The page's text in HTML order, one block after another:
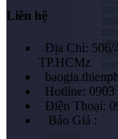
Liên hệ
Địa Chỉ: 506/
TP.HCMz
Hotline: 0903
Điện Thoại:
Báo Giá :